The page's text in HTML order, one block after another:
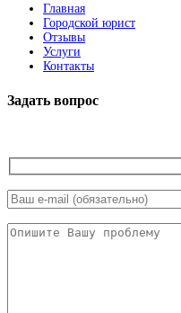
Главная
Городской юрист
Отзывы
Услуги
Контакты
Задать вопрос